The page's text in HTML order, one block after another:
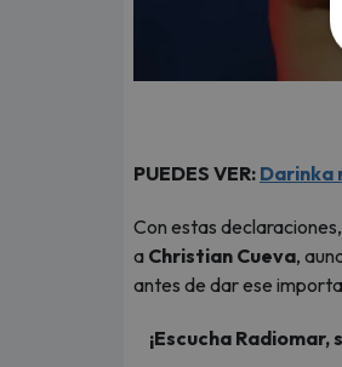
PUEDES VER: Darinka
Con estas declaraciones,
a Christian Cueva,
antes de dar ese
¡Escucha